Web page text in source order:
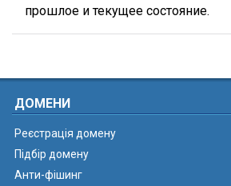
прошлое и текущее состояние.
ДОМЕНИ
Реєстрація домену
Підбір домену
Анти-фішинг